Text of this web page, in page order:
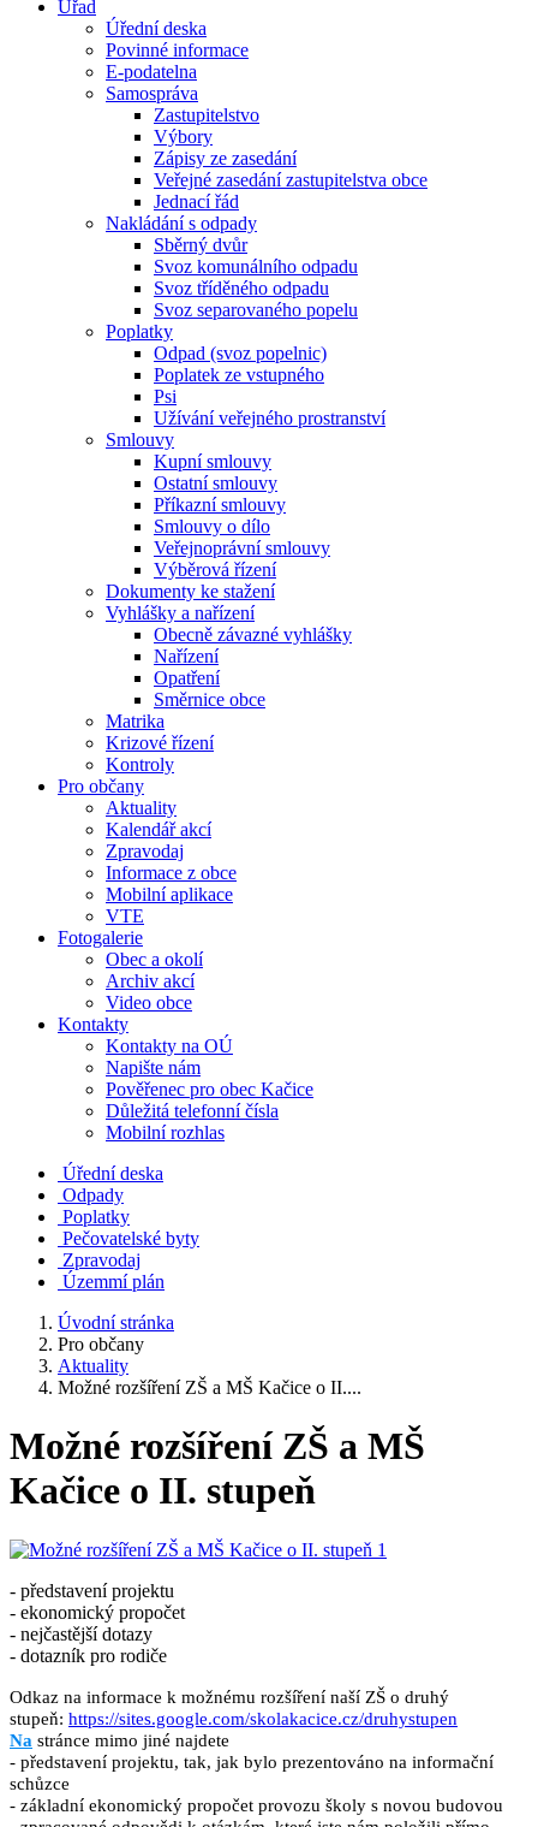
Úřad
Úřední deska
Povinné informace
E-podatelna
Samospráva
Zastupitelstvo
Výbory
Zápisy ze zasedání
Veřejné zasedání zastupitelstva obce
Jednací řád
Nakládání s odpady
Sběrný dvůr
Svoz komunálního odpadu
Svoz tříděného odpadu
Svoz separovaného popelu
Poplatky
Odpad (svoz popelnic)
Poplatek ze vstupného
Psi
Užívání veřejného prostranství
Smlouvy
Kupní smlouvy
Ostatní smlouvy
Příkazní smlouvy
Smlouvy o dílo
Veřejnoprávní smlouvy
Výběrová řízení
Dokumenty ke stažení
Vyhlášky a nařízení
Obecně závazné vyhlášky
Nařízení
Opatření
Směrnice obce
Matrika
Krizové řízení
Kontroly
Pro občany
Aktuality
Kalendář akcí
Zpravodaj
Informace z obce
Mobilní aplikace
VTE
Fotogalerie
Obec a okolí
Archiv akcí
Video obce
Kontakty
Kontakty na OÚ
Napište nám
Pověřenec pro obec Kačice
Důležitá telefonní čísla
Mobilní rozhlas
Úřední deska
Odpady
Poplatky
Pečovatelské byty
Zpravodaj
Územmí plán
Úvodní stránka
Pro občany
Aktuality
Možné rozšíření ZŠ a MŠ Kačice o II....
Možné rozšíření ZŠ a MŠ
Kačice o II. stupeň
- představení projektu
- ekonomický propočet
- nejčastější dotazy
- dotazník pro rodiče
Odkaz na informace k možnému rozšíření naší ZŠ o druhý
stupeň: https://sites.google.com/skolakacice.cz/druhystupen
Na stránce mimo jiné najdete
- představení projektu, tak, jak bylo prezentováno na informační
schůzce
- základní ekonomický propočet provozu školy s novou budovou